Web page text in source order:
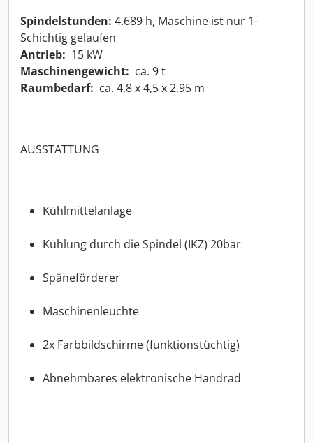
Spindelstunden: 4.689 h, Maschine ist nur 1-
Schichtig gelaufen
Antrieb: 15 kW
Maschinengewicht: ca. 9 t
Raumbedarf: ca. 4,8 x 4,5 x 2,95 m
AUSSTATTUNG
Kühlmittelanlage
Kühlung durch die Spindel (IKZ) 20bar
Späneförderer
Maschinenleuchte
2x Farbbildschirme (funktionstüchtig)
Abnehmbares elektronische Handrad